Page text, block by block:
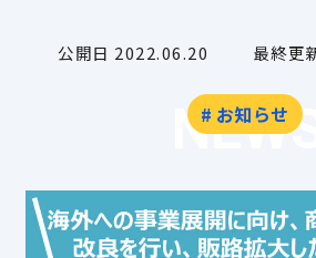
公開日 2022.06.20 最終更
お知らせ
NEWS